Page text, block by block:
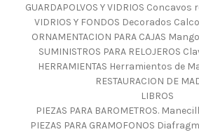
GUARDAPOLVOS Y VIDRIOS
VIDRIOS Y FONDOS Decorados
ORNAMENTACION PARA CAJAS
SUMINISTROS PARA RELOJEROS
HERRAMIENTAS Herramientos de
RESTAURACION DE
LIBROS
PIEZAS PARA BAROMETROS.
PIEZAS PARA GRAMOFONOS